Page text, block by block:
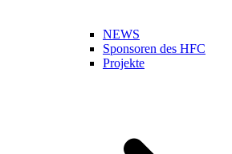
NEWS
Sponsoren des HFC
Projekte